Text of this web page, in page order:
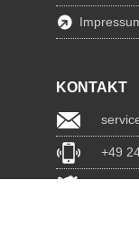
KONTAKT
+49